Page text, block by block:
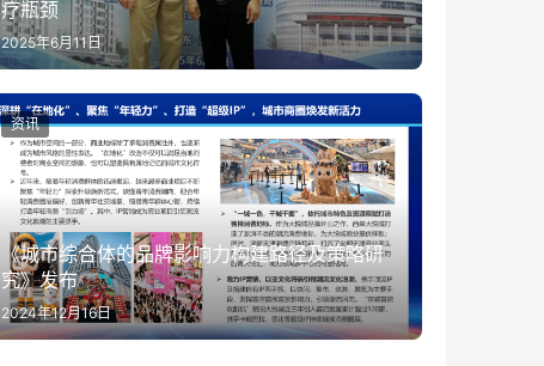
疗瓶颈
2025年6月11日
《城市综合体的品牌影响力构建路径及策略研
究》发布
2024年12月16日
资讯